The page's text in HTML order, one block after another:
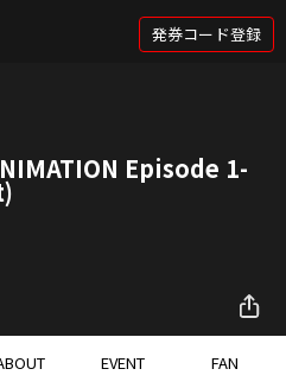
発券コード登録
Episode 1-
EVENT FAN